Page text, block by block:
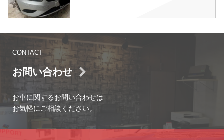
CONTACT
お問い合わせ
お車に関するお問い合わせは
お気軽にご相談ください。